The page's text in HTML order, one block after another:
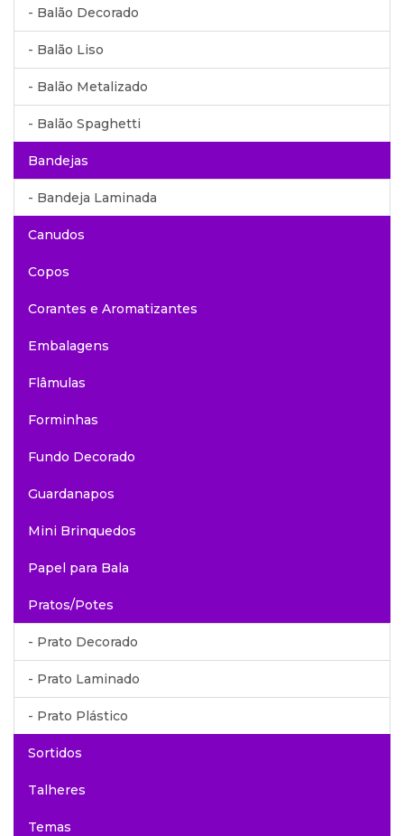
- Balão Decorado
- Balão Liso
- Balão Metalizado
- Balão Spaghetti
Bandejas
- Bandeja Laminada
Canudos
Copos
Corantes e Aromatizantes
Embalagens
Flâmulas
Forminhas
Fundo Decorado
Guardanapos
Mini Brinquedos
Papel para Bala
Pratos/Potes
- Prato Decorado
- Prato Laminado
- Prato Plástico
Sortidos
Talheres
Temas